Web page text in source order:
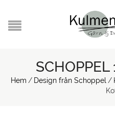
SCHOPPEL
Hem / Design från Schoppel /